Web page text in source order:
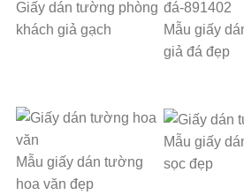
Giấy dán tường phòng
khách giả gạch
Mẫu giấy
giả đá đẹp
Mẫu giấy dán tường
hoa văn đẹp
Mẫu giấy
sọc đẹp